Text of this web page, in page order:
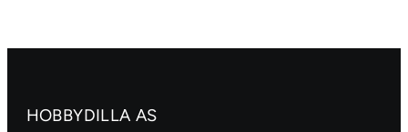
Lavendel
HOBBYDILLA AS